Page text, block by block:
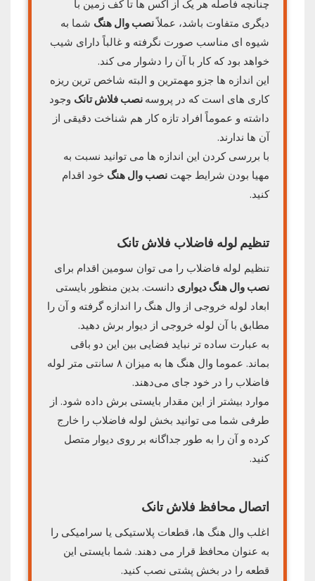
چنانچه فاصله هر یک از آکس ها تا کف زمین با
دیگری متفاوت باشد، عملاًنصب وال هنگ شما به
شیوه ای مناسب صورت نگرفته و غالباً دارای شیب
خواهد بود که کار با آن را دشوار می کند.
این اندازه ها جزو مهمترین و البته شاخص ترین ریزه‌
کاری‌ های است که در پروسهنصب فلاش تانک وجود
داشته و عموماً افراد تازه کار هم شناخت دقیقی از
آن ها ندارند.
با بررسی کردن این اندازه ها می توانید نسبت به
مهیا بودن شرایط جهت نصب وال هنگ خود اقدام
کنید.
تنظیم لوله فاضلاب فلاش تانک
تنظیم لوله فاضلاب را می توان سومین اقدام برای
نصب وال هنگ دیواری دانست. بدین منظور بایستی
ابعاد لوله خروجی از وال هنگ را اندازه گرفته و آن را
مطابق با آن لوله خروجی از دیوار برش دهید.
به عبارت ساده تر نباید فضایی بین این دو باقی
بماند. عموما وال هنگ ها به میزان ۸ سانتی متر لوله
فاضلاب را در خود جای می‌دهند.
موارد بیشتر از این مقدار بایستی برش داده شود. از
طرفی شما می توانید بخش لوله فاضلاب را خارج
کرده و آن را به طور جداگانه بر روی دیوار متصل
کنید.
اتصال محافظ فلاش تانک
اغلب وال هنگ ها، قطعات پلاستیکی یا سرامیکی را
به عنوان محافظ قرار می دهند. شما بایستی این
قطعه را در بخش پشتی نصب کنید.